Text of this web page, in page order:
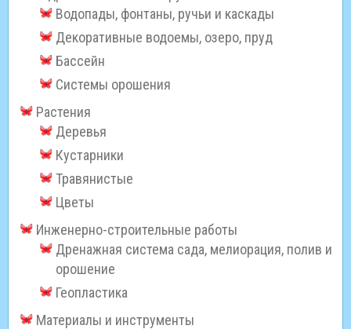
Водопады, фонтаны, ручьи и каскады
Декоративные водоемы, озеро, пруд
Бассейн
Системы орошения
Растения
Деревья
Кустарники
Травянистые
Цветы
Инженерно-строительные работы
Дренажная система сада, мелиорация, полив и
орошение
Геопластика
Материалы и инструменты